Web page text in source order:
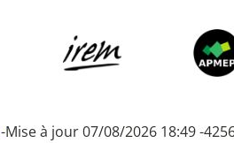
-Mise à jour 07/08/2026 18:49 -